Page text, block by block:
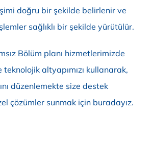
doğru bir şekilde belirlenir ve
sağlıklı bir şekilde yürütülür.
Bölüm planı hizmetlerimizde
teknolojik altyapımızı kullanarak,
düzenlemekte size destek
çözümler sunmak için buradayız.